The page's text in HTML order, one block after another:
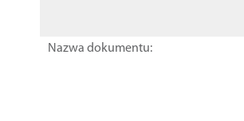
Nazwa dokumentu: